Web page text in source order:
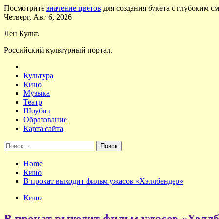
Посмотрите значение цветов для создания букета с глубоким
Skip
content
Четверг, Авг 6, 2026
Лен Культ.
Российский культурный портал.
Культура
Кино
Музыка
Театр
Шоубиз
Образование
Карта сайта
Найти:
Home
Кино
В прокат выходит фильм ужасов «Хэллбендер»
Кино